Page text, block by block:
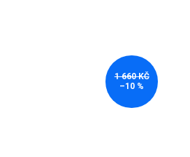
1 660 KČ
–10 %